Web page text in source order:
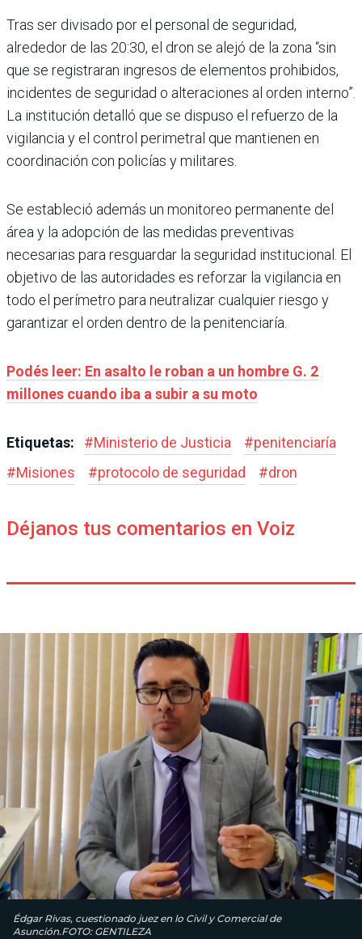
Tras ser divisado por el personal de seguridad,
alrededor de las 20:30, el dron se alejó de la zona “sin
que se registraran ingresos de elementos prohibidos,
incidentes de seguridad o alteraciones al orden interno”.
La institución detalló que se dispuso el refuerzo de la
vigilancia y el control perimetral que mantienen en
coordinación con policías y militares.
Se estableció además un monitoreo permanente del
área y la adopción de las medidas preventivas
necesarias para resguardar la seguridad institucional. El
objetivo de las autoridades es reforzar la vigilancia en
todo el perímetro para neutralizar cualquier riesgo y
garantizar el orden dentro de la penitenciaría.
Podés leer: En asalto le roban a un hombre G. 2
millones cuando iba a subir a su moto
Etiquetas: #Ministerio de Justicia #penitenciaría
#Misiones #protocolo de seguridad #dron
Déjanos tus comentarios en Voiz
Édgar Rivas, cuestio­nado juez en lo Civil y Comer­cial de
Asunción.FOTO: GENTILEZA